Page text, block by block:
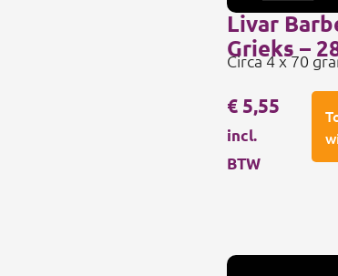
€5,55
incl.
BTW
Livar
Grieks –
Circa 4 x 70